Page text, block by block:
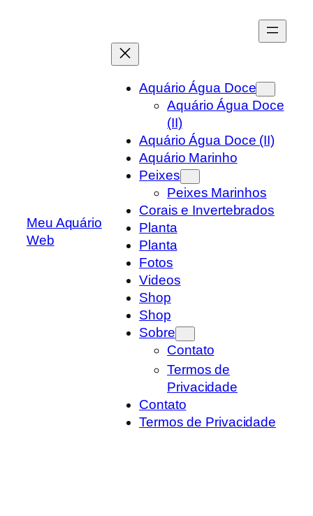
Meu Aquário
Web
Aquário Água Doce
Aquário Água Doce
(II)
Aquário Água Doce (II)
Aquário Marinho
Peixes
Peixes Marinhos
Corais e Invertebrados
Planta
Planta
Fotos
Videos
Shop
Shop
Sobre
Contato
Termos de
Privacidade
Contato
Termos de Privacidade